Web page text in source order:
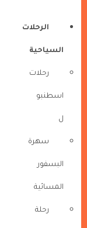
الرحلات
السياحية
رحلات
اسطنبو
ل
سهرة
البسفور
المسائية
رحلة